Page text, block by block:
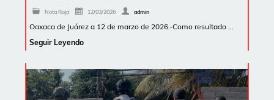
Nota Roja 12/03/2026 admin
Oaxaca de Juárez a 12 de marzo de 2026.-Como resultado …
Seguir Leyendo